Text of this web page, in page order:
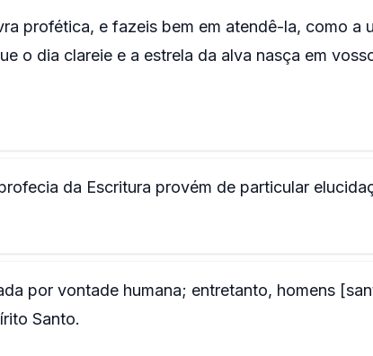
profética, e fazeis bem em atendê-la, como a
o dia clareie e a estrela da alva nasça em
da Escritura provém de particular
por vontade humana; entretanto, homens
Santo.